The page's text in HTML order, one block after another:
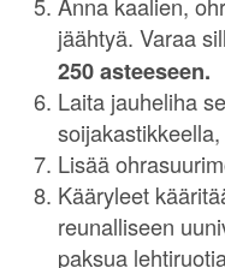
jäähtyä. Varaa
250 asteeseen.
Laita jauheliha
Lisää
Kääryleet
reunalliseen
paksua